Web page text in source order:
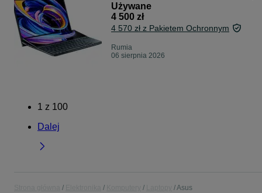
Używane
4 500 zł
4 570 zł z Pakietem Ochronnym
Rumia
06 sierpnia 2026
1 z 100
Dalej
Asus